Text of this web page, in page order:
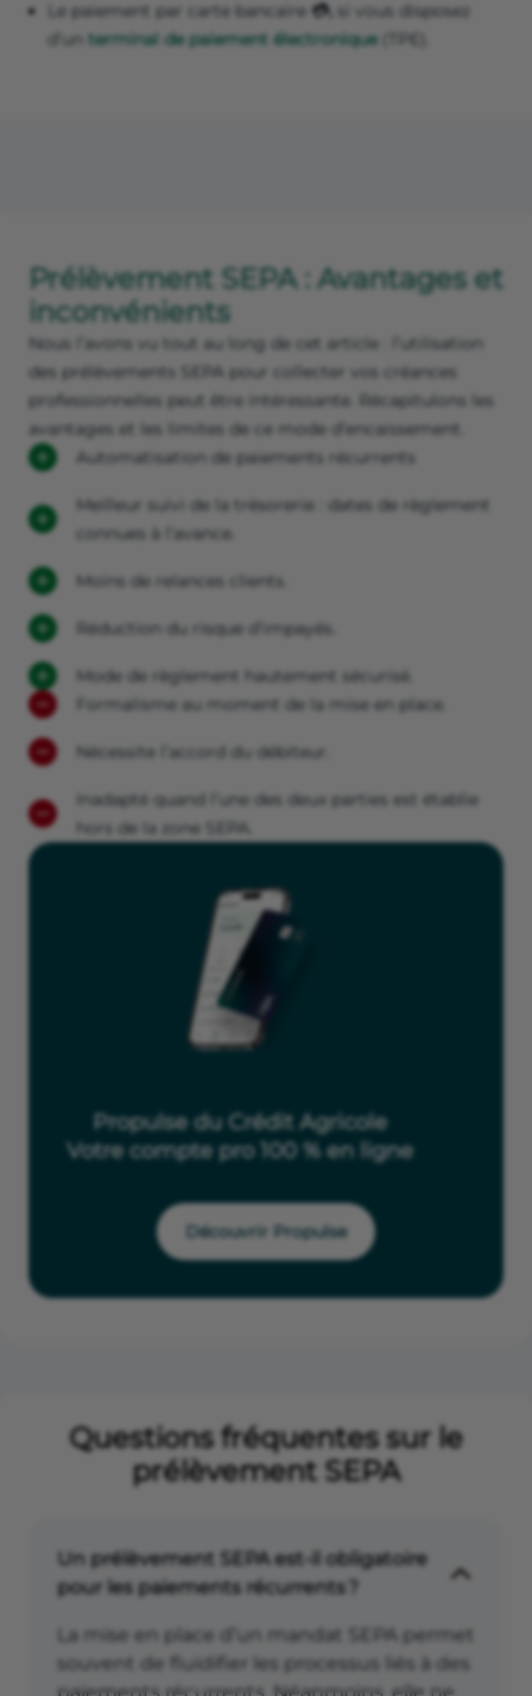
Le paiement par carte bancaire 💳, si vous disposez
d’un terminal de paiement électronique(TPE).
Prélèvement SEPA : Avantages et
inconvénients
Nous l’avons vu tout au long de cet article : l’utilisation
des prélèvements SEPA pour collecter vos créances
professionnelles peut être intéressante. Récapitulons les
avantages et les limites de ce mode d’encaissement.
Automatisation de paiements récurrents
Meilleur suivi de la trésorerie : dates de règlement
connues à l’avance.
Moins de relances clients.
Réduction du risque d’impayés.
Mode de règlement hautement sécurisé.
Formalisme au moment de la mise en place.
Nécessite l’accord du débiteur.
Inadapté quand l’une des deux parties est établie
hors de la zone SEPA.
Propulse du Crédit Agricole
Votre compte pro 100 % en ligne
Découvrir Propulse
Questions fréquentes sur le
prélèvement SEPA
Un prélèvement SEPA est-il obligatoire
pour les paiements récurrents ?
La mise en place d’un mandat SEPA permet
souvent de fluidifier les processus liés à des